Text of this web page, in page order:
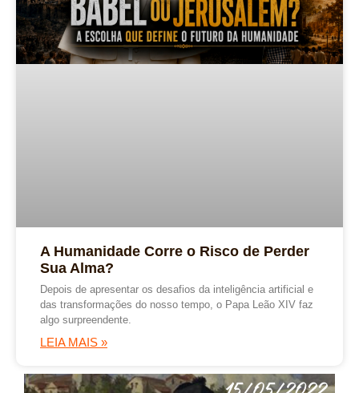
A Humanidade Corre o Risco de Perder
Sua Alma?
Depois de apresentar os desafios da inteligência artificial e
das transformações do nosso tempo, o Papa Leão XIV faz
algo surpreendente.
LEIA MAIS »